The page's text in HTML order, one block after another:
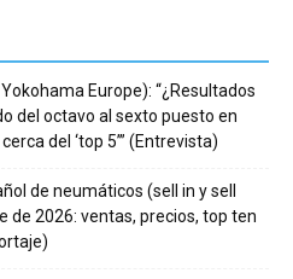
Europe): “¿Resultados
del octavo al sexto puesto en
del ‘top 5’” (Entrevista)
de neumáticos (sell in y sell
de 2026: ventas, precios, top ten